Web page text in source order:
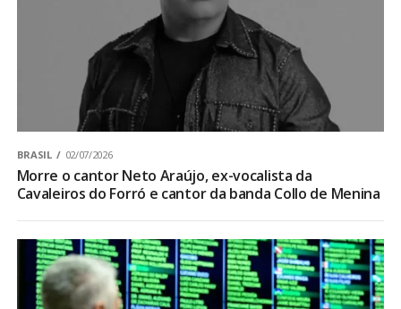
BRASIL 02/07/2026
Morre o cantor Neto Araújo, ex-vocalista da
Cavaleiros do Forró e cantor da banda Collo de Menina